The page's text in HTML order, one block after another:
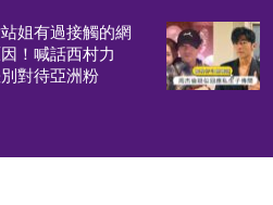
姐有過接觸的網
！喊話西村力
別對待亞洲粉